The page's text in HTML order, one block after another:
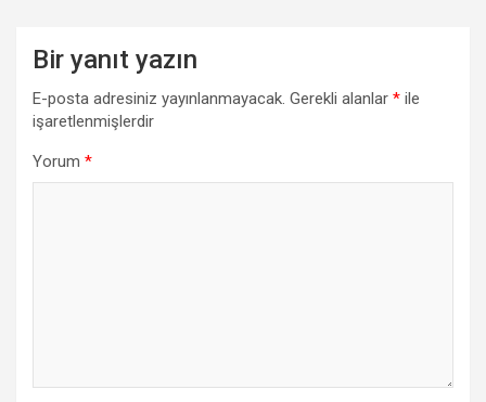
Bir yanıt yazın
E-posta adresiniz yayınlanmayacak. Gerekli alanlar * ile
işaretlenmişlerdir
Yorum *